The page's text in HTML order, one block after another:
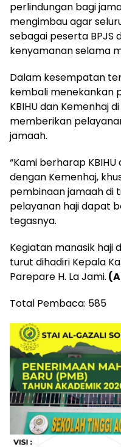
perlindungan bagi
mengimbau agar
sebagai peserta BPJS
kenyamanan selama
Dalam kesempatan
kembali menekankan
KBIHU dan Kemenhaj
memberikan
jamaah.
“Kami berharap
dengan Kemenhaj,
pembinaan jamaah di
pelayanan haji dapat
tegasnya.
Kegiatan manasik haji
turut dihadiri Kepala
Parepare H. La Jami.
Total Pembaca: 585